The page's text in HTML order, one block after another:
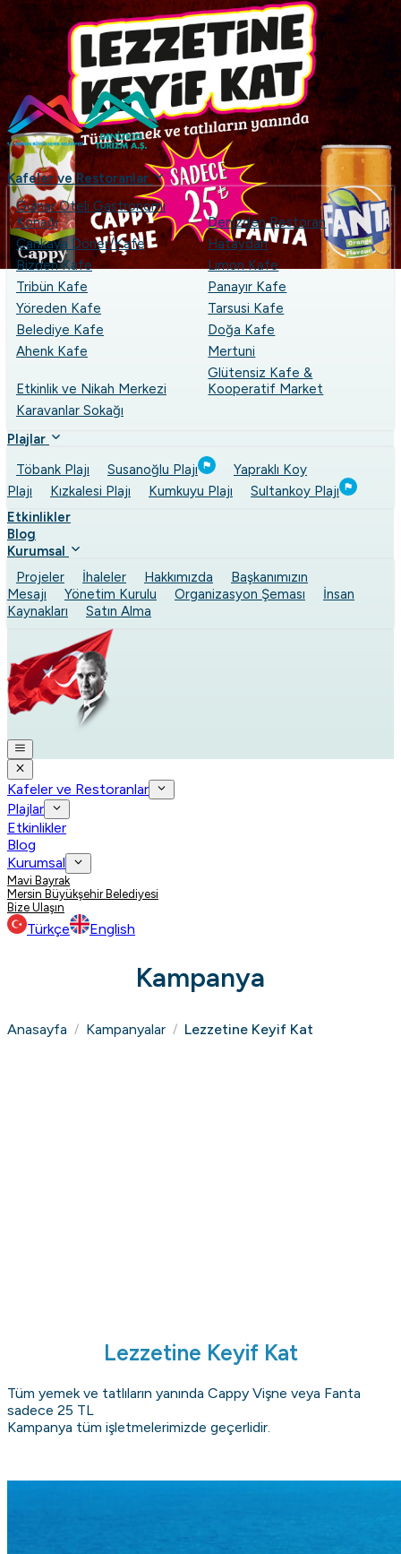
...
+90 (324) 237 49 53
denizkizias
Kafeler ve Restoranlar
Gülnar Oteli Gastronomi
Konağı
Denizden Restoran
Çankaya Döner/Kafe
Hataydan
Bizden Kafe
Limon Kafe
Tribün Kafe
Panayır Kafe
Yöreden Kafe
Tarsusi Kafe
Belediye Kafe
Doğa Kafe
Ahenk Kafe
Mertuni
Etkinlik ve Nikah Merkezi
Glütensiz Kafe &
Kooperatif Market
Karavanlar Sokağı
Plajlar
Töbank Plajı
Susanoğlu Plajı
Yapraklı Koy
Plajı
Kızkalesi Plajı Kumkuyu Plajı
Sultankoy Plajı
Etkinlikler
Blog
Kurumsal
Projeler
İhaleler Hakkımızda
Başkanımızın
Mesajı
Yönetim Kurulu Organizasyon Şeması
İnsan
Kaynakları
Satın Alma
Kafeler ve Restoranlar
Plajlar
Etkinlikler
Blog
Kurumsal
Mavi Bayrak
Mersin Büyükşehir Belediyesi
Bize Ulaşın
Türkçe English
Kampanya
Anasayfa / Kampanyalar / Lezzetine Keyif Kat
Lezzetine Keyif Kat
Tüm yemek ve tatlıların yanında Cappy Vişne veya Fanta
sadece 25 TL
Kampanya tüm işletmelerimizde geçerlidir.